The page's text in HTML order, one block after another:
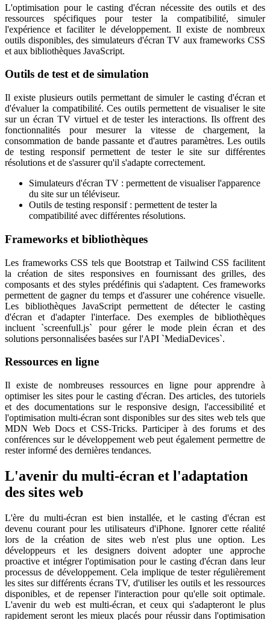
L'optimisation pour le casting d'écran nécessite des outils et des
ressources spécifiques pour tester la compatibilité, simuler
l'expérience et faciliter le développement. Il existe de nombreux
outils disponibles, des simulateurs d'écran TV aux frameworks CSS
et aux bibliothèques JavaScript.
Outils de test et de simulation
Il existe plusieurs outils permettant de simuler le casting d'écran et
d'évaluer la compatibilité. Ces outils permettent de visualiser le site
sur un écran TV virtuel et de tester les interactions. Ils offrent des
fonctionnalités pour mesurer la vitesse de chargement, la
consommation de bande passante et d'autres paramètres. Les outils
de testing responsif permettent de tester le site sur différentes
résolutions et de s'assurer qu'il s'adapte correctement.
Simulateurs d'écran TV : permettent de visualiser l'apparence
du site sur un téléviseur.
Outils de testing responsif : permettent de tester la
compatibilité avec différentes résolutions.
Frameworks et bibliothèques
Les frameworks CSS tels que Bootstrap et Tailwind CSS facilitent
la création de sites responsives en fournissant des grilles, des
composants et des styles prédéfinis qui s'adaptent. Ces frameworks
permettent de gagner du temps et d'assurer une cohérence visuelle.
Les bibliothèques JavaScript permettent de détecter le casting
d'écran et d'adapter l'interface. Des exemples de bibliothèques
incluent `screenfull.js` pour gérer le mode plein écran et des
solutions personnalisées basées sur l'API `MediaDevices`.
Ressources en ligne
Il existe de nombreuses ressources en ligne pour apprendre à
optimiser les sites pour le casting d'écran. Des articles, des tutoriels
et des documentations sur le responsive design, l'accessibilité et
l'optimisation multi-écran sont disponibles sur des sites web tels que
MDN Web Docs et CSS-Tricks. Participer à des forums et des
conférences sur le développement web peut également permettre de
rester informé des dernières tendances.
L'avenir du multi-écran et l'adaptation
des sites web
L'ère du multi-écran est bien installée, et le casting d'écran est
devenu courant pour les utilisateurs d'iPhone. Ignorer cette réalité
lors de la création de sites web n'est plus une option. Les
développeurs et les designers doivent adopter une approche
proactive et intégrer l'optimisation pour le casting d'écran dans leur
processus de développement. Cela implique de tester régulièrement
les sites sur différents écrans TV, d'utiliser les outils et les ressources
disponibles, et de repenser l'interaction pour qu'elle soit optimale.
L'avenir du web est multi-écran, et ceux qui s'adapteront le plus
rapidement seront les mieux placés pour réussir dans l'optimisation